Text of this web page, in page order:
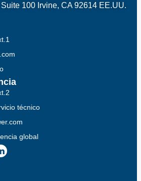
100 Irvine, CA 92614 EE.UU.
técnico
global